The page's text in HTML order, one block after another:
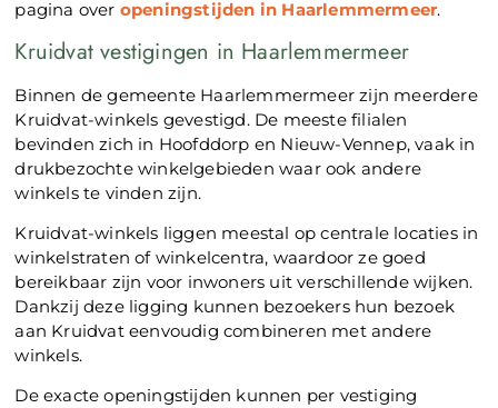
pagina over openingstijden in Haarlemmermeer.
Kruidvat vestigingen in Haarlemmermeer
Binnen de gemeente Haarlemmermeer zijn meerdere
Kruidvat-winkels gevestigd. De meeste filialen
bevinden zich in Hoofddorp en Nieuw-Vennep, vaak in
drukbezochte winkelgebieden waar ook andere
winkels te vinden zijn.
Kruidvat-winkels liggen meestal op centrale locaties in
winkelstraten of winkelcentra, waardoor ze goed
bereikbaar zijn voor inwoners uit verschillende wijken.
Dankzij deze ligging kunnen bezoekers hun bezoek
aan Kruidvat eenvoudig combineren met andere
winkels.
De exacte openingstijden kunnen per vestiging